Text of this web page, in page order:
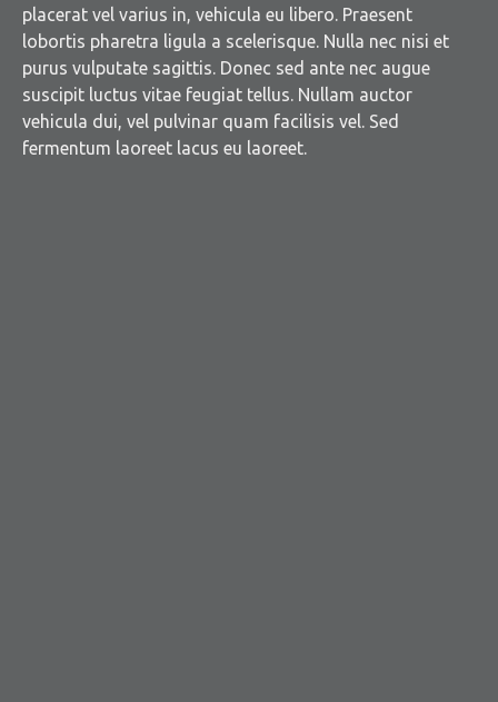
placerat vel varius in, vehicula eu libero. Praesent
lobortis pharetra ligula a scelerisque. Nulla nec nisi et
purus vulputate sagittis. Donec sed ante nec augue
suscipit luctus vitae feugiat tellus. Nullam auctor
vehicula dui, vel pulvinar quam facilisis vel. Sed
fermentum laoreet lacus eu laoreet.